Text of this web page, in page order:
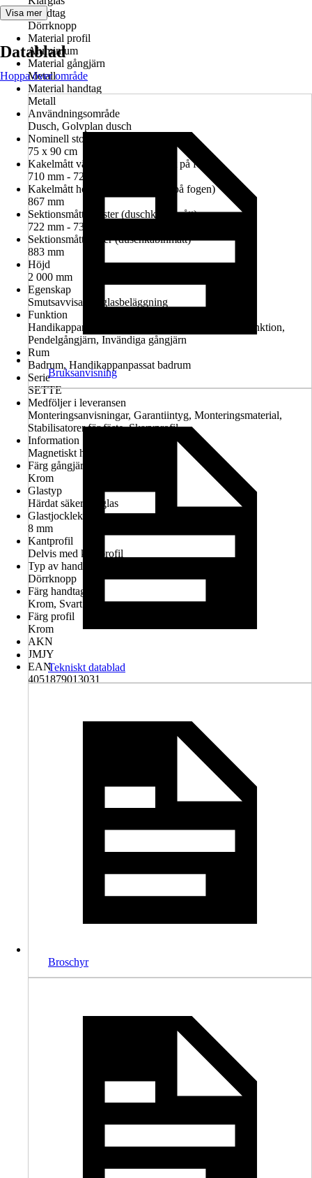
Handtag
Dörrknopp
Material profil
Aluminium
Material gångjärn
Metall
Material handtag
Metall
Användningsområde
Dusch, Golvplan dusch
Nominell storlek i cm
75 x 90 cm
Kakelmått vänster (glasrutans mitt på fogen)
710 mm - 724 mm
Kakelmått höger (glasrutans mitt på fogen)
867 mm
Sektionsmått vänster (duschkabinmått)
722 mm - 736 mm
Sektionsmått höger (duschkabinmått)
883 mm
Höjd
2 000 mm
Egenskap
Smutsavvisande glasbeläggning
Funktion
Handikappanpassad montering möjlig, Lyft-sänk-funktion,
Pendelgångjärn, Invändiga gångjärn
Rum
Badrum, Handikappanpassat badrum
Serie
SETTE
Medföljer i leveransen
Monteringsanvisningar, Garantiintyg, Monteringsmaterial,
Stabilisatorer för fäste, Skarvprofil
Information
Magnetiskt handtag
Färg gångjärn
Krom
Glastyp
Härdat säkerhetsglas
Glastjocklek
8 mm
Kantprofil
Delvis med kantprofil
Typ av handtag
Dörrknopp
Färg handtag
Krom, Svart
Färg profil
Krom
AKN
JMJY
EAN
4051879013031
Visa mer
Datablad
Hoppa över område
Bruksanvisning
Tekniskt datablad
Broschyr